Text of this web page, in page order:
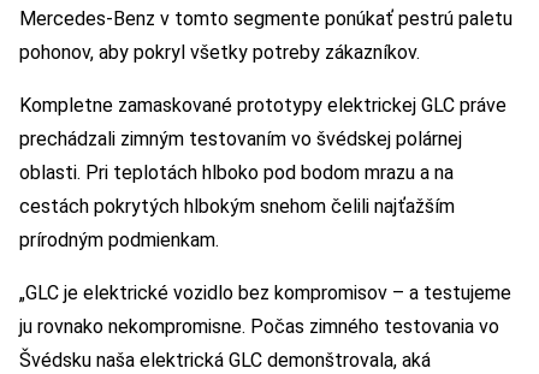
Mercedes-Benz v tomto segmente ponúkať pestrú paletu
pohonov, aby pokryl všetky potreby zákazníkov.
Kompletne zamaskované prototypy elektrickej GLC práve
prechádzali zimným testovaním vo švédskej polárnej
oblasti. Pri teplotách hlboko pod bodom mrazu a na
cestách pokrytých hlbokým snehom čelili najťažším
prírodným podmienkam.
„GLC je elektrické vozidlo bez kompromisov – a testujeme
ju rovnako nekompromisne. Počas zimného testovania vo
Švédsku naša elektrická GLC demonštrovala, aká